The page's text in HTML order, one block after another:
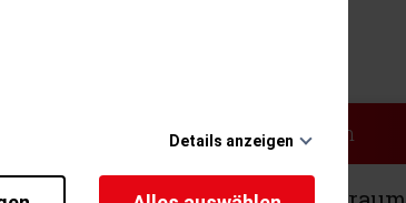
Suche filtern
Details anzeigen